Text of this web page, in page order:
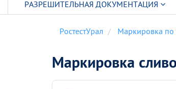
РостестУрал Маркировка по
Маркировка
РАЗРЕШИТЕЛЬНАЯ ДОКУМЕНТАЦИЯ